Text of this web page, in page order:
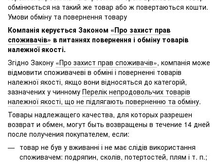
обмінюється на такий же товар або ж повертаються кошти.
Умови обміну та повернення товару
Компанія керується Законом «Про захист прав
споживачів» в питаннях повернення і обміну товарів
належної якості.
Згідно Закону «Про захист прав споживачів», компанія може
відмовити споживачеві в обміні і поверненні товарів
належної якості, якщо вони відносяться до категорій,
зазначених у чинному Перелік непродовольчих товарів
належної якості, що не підлягають поверненню та обміну.
Товары надлежащего качества, для которых разрешен
возврат и обмен, могут быть возвращены в течение 14 дней
после получения покупателем, если:
товар не був у вживанні і не має слідів використання
споживачем: подряпин, сколів, потертостей, плям і т. п.;